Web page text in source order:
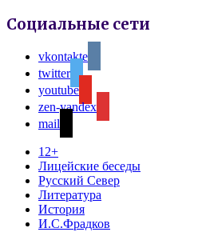
Социальные сети
vkontakte
twitter
youtube
zen-yandex
mail
12+
Лицейские беседы
Русский Север
Литература
История
И.С.Фрадков